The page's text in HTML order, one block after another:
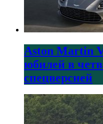
Aston Martin
юбилей в
спецверсией